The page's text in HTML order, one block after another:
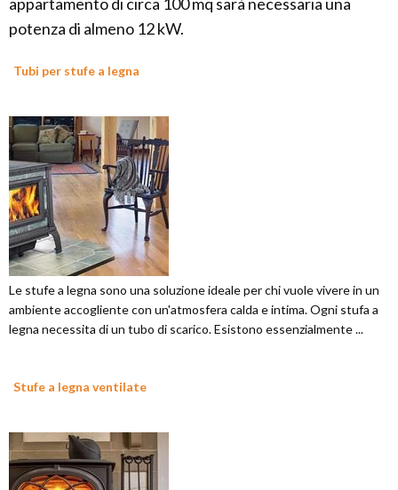
potenza di almeno 12 kW.
Tubi per stufe a legna
Le stufe a legna sono una soluzione ideale per chi vuole vivere in un
ambiente accogliente con un'atmosfera calda e intima. Ogni stufa a
legna necessita di un tubo di scarico. Esistono essenzialmente ...
Stufe a legna ventilate